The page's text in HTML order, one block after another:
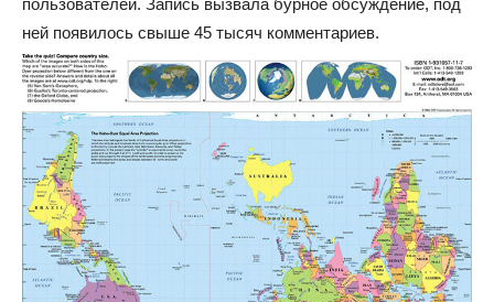
пользователей. Запись вызвала бурное обсуждение, под
ней появилось свыше 45 тысяч комментариев.